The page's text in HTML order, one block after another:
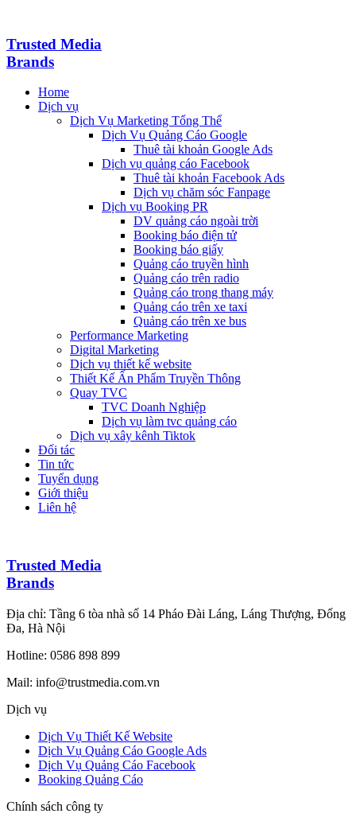
Trusted Media
Brands
Home
Dịch vụ
Dịch Vụ Marketing Tổng Thể
Dịch Vụ Quảng Cáo Google
Thuê tài khoản Google Ads
Dịch vụ quảng cáo Facebook
Thuê tài khoản Facebook Ads
Dịch vụ chăm sóc Fanpage
Dịch vụ Booking PR
DV quảng cáo ngoài trời
Booking báo điện tử
Booking báo giấy
Quảng cáo truyền hình
Quảng cáo trên radio
Quảng cáo trong thang máy
Quảng cáo trên xe taxi
Quảng cáo trên xe bus
Performance Marketing
Digital Marketing
Dịch vụ thiết kế website
Thiết Kế Ấn Phẩm Truyền Thông
Quay TVC
TVC Doanh Nghiệp
Dịch vụ làm tvc quảng cáo
Dịch vụ xây kênh Tiktok
Đối tác
Tin tức
Tuyển dụng
Giới thiệu
Liên hệ
Trusted Media
Brands
Địa chỉ: Tầng 6 tòa nhà số 14 Pháo Đài Láng, Láng Thượng, Đống
Đa, Hà Nội
Hotline: 0586 898 899
Mail: info@trustmedia.com.vn
Dịch vụ
Dịch Vụ Thiết Kế Website
Dịch Vụ Quảng Cáo Google Ads
Dịch Vụ Quảng Cáo Facebook
Booking Quảng Cáo
Chính sách công ty